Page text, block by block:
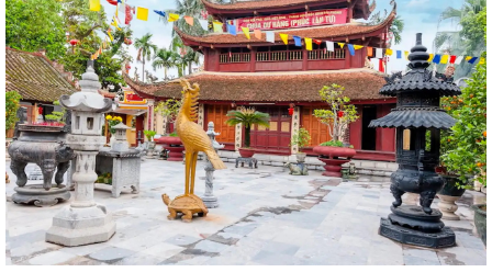
Thành phố về việc công bố thủ tục...
Thông báo về việc công bố thủ tục hành chính nội bộ mới ban hành
thuộc phạm vi chức năng quản lý...
Không thu lệ phí đăng ký kinh doanh đối với hộ kinh doanh, hợp tác xã,
Liên hiệp Hợp tác xã
Bộ Chính trị quyết định đổi tên Ban Tuyên giáo và Dân vận Trung ương
thành Ban Tuyên giáo Trung...
UBND xã Bắc Thanh Miện tổ chức Hội nghị công bố các Quyết định về